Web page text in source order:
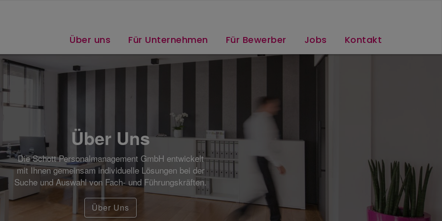
Über uns
Für Unternehmen Für Bewerber Jobs Kontakt
Für Unternehmen
Wir beraten Sie professionell und sorgen für eine
schnelle und immer zuverlässige Abwicklung.
Mehr Erfahren